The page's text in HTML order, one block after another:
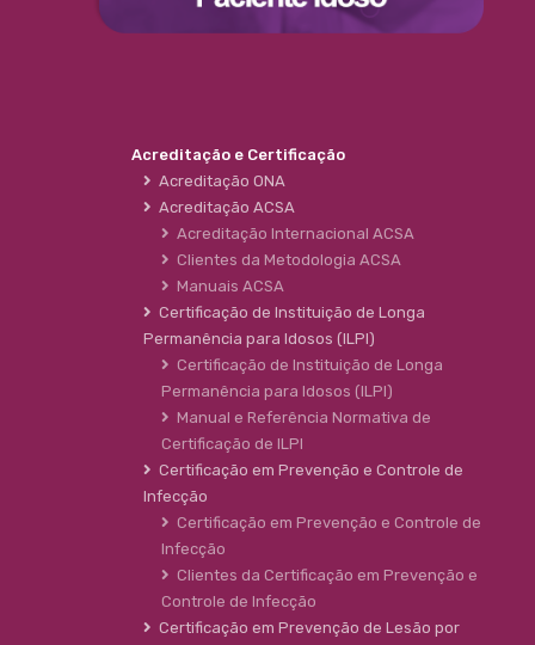
Acreditação e Certificação
Acreditação ONA
Acreditação ACSA
Acreditação Internacional ACSA
Clientes da Metodologia ACSA
Manuais ACSA
Certificação de Instituição de Longa
Permanência para Idosos (ILPI)
Certificação de Instituição de Longa
Permanência para Idosos (ILPI)
Manual e Referência Normativa de
Certificação de ILPI
Certificação em Prevenção e Controle de
Infecção
Certificação em Prevenção e Controle de
Infecção
Clientes da Certificação em Prevenção e
Controle de Infecção
Certificação em Prevenção de Lesão por